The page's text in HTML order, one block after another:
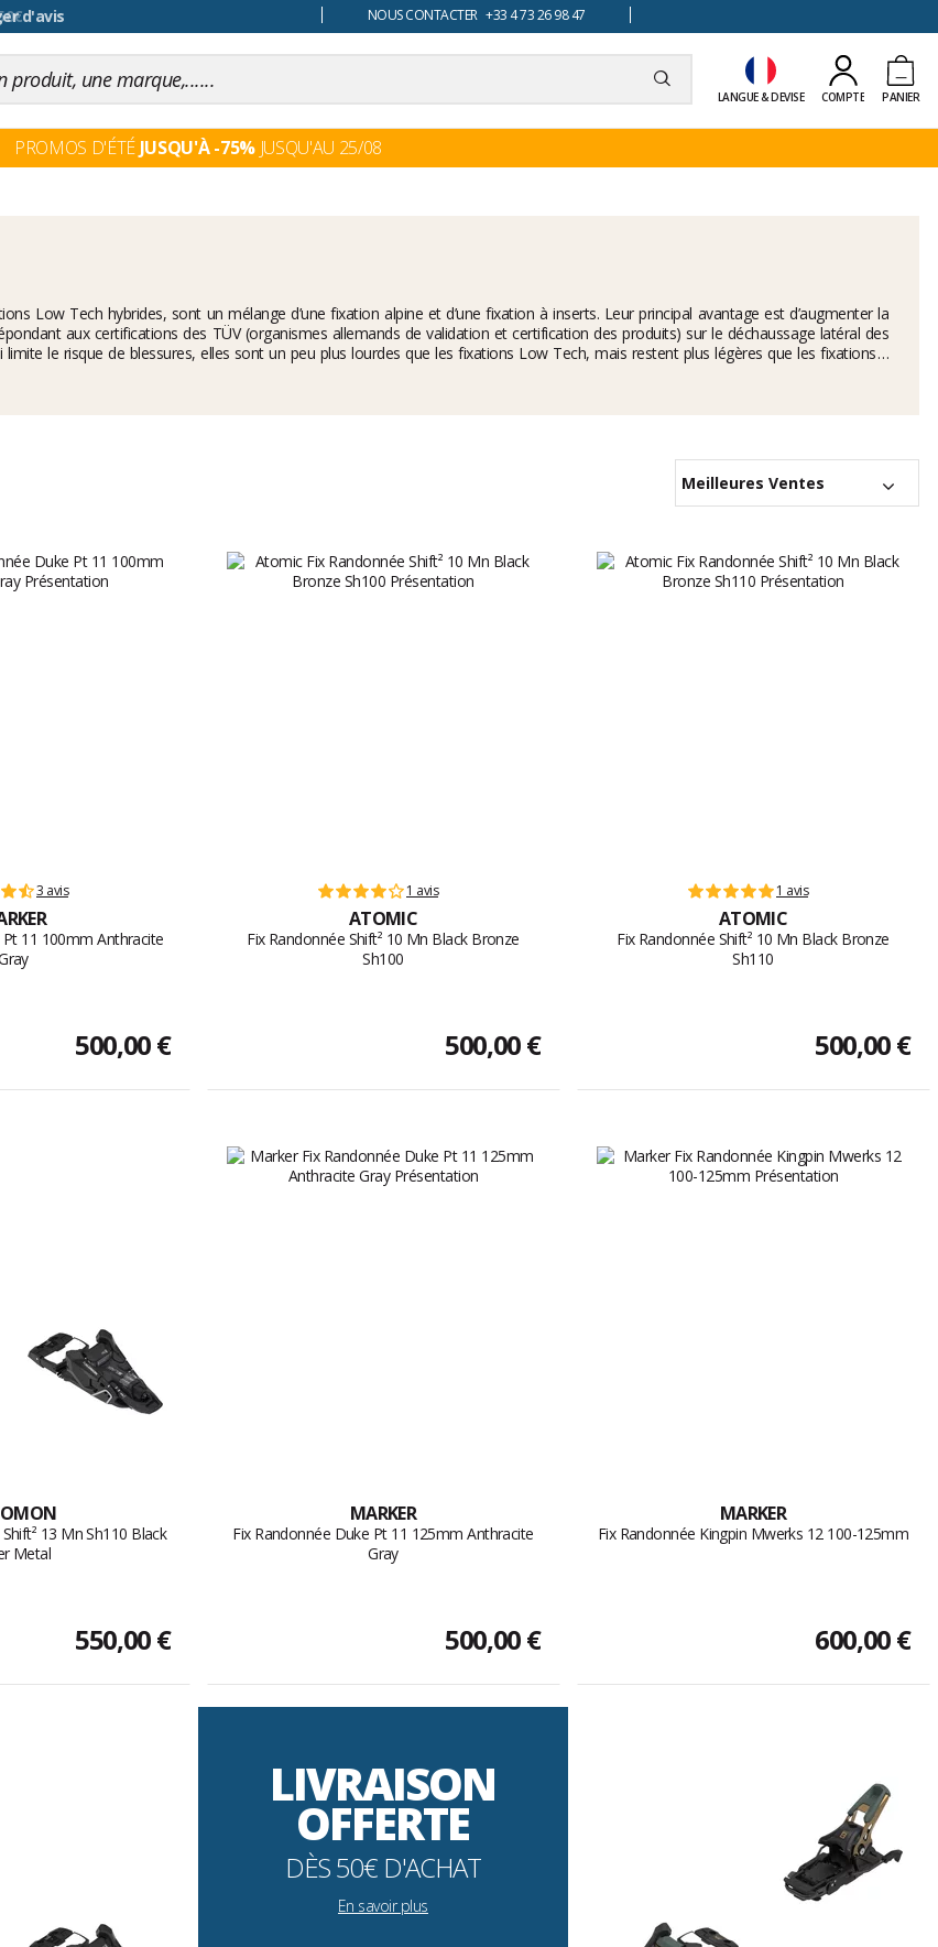
d'avis NOUS CONTACTER +33 4 73 26 98 47
LANGUE & DEVISE COMPTE PANIER
PROMOS D'ÉTÉ JUSQU'À -75%JUSQU'AU 25/08
aux certifications des TÜV (organismes allemands de validation et certification des produits) sur le déchaussage latéral des
le risque de blessures, elles sont un peu plus lourdes que les fixations Low Tech, mais restent plus légères que les fixations à
Meilleures Ventes
3 avis
11 100mm Anthracite
500,00 €
1 avis
ATOMIC
Fix Randonnée Shift² 10 Mn Black Bronze
Sh100
500,00 €
1 avis
ATOMIC
Fix Randonnée Shift² 10 Mn Black Bronze
Sh110
500,00 €
13 Mn Sh110 Black
Metal
550,00 €
MARKER
Fix Randonnée Duke Pt 11 125mm Anthracite
Gray
500,00 €
MARKER
Fix Randonnée Kingpin Mwerks 12 100-125mm
600,00 €
LIVRAISON
OFFERTE
DÈS 50€ D'ACHAT
En savoir plus